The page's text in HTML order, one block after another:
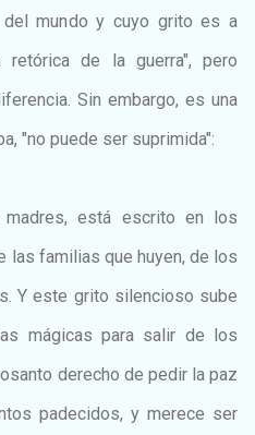
del mundo y cuyo grito es a
retórica de la guerra", pero
Sin embargo, es una
"no puede ser suprimida":
está escrito en los
familias que huyen, de los
Y este grito silencioso sube
mágicas para salir de los
derecho de pedir la paz
padecidos, y merece ser